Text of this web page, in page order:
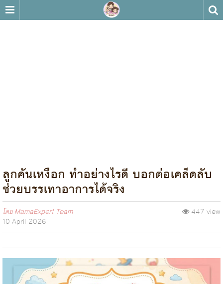
ลูกคันเหงือก ทำอย่างไรดี บอกต่อเคล็ดลับ
ช่วยบรรเทาอาการได้จริง
โดยMamaExpert Team
10 April 2026
447 view